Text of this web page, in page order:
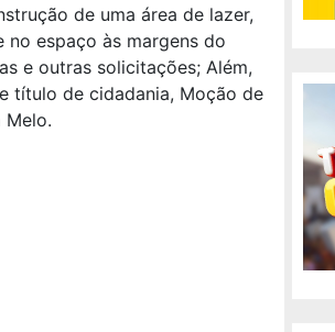
de uma área de lazer,
espaço às margens do
e outras solicitações; Além,
título de cidadania, Moção de
Melo.